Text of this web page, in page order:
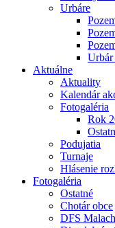
Urbáre
Urbár
Aktuálne
Aktuality
Kalendár
Fotogaléria
Rok
Podujatia
Turnaje
Hlásenie
Fotogaléria
Ostatné
Chotár obce
DFS